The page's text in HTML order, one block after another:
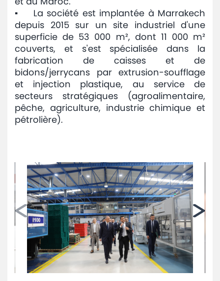
▪ La société est implantée à Marrakech
depuis 2015 sur un site industriel d'une
superficie de 53 000 m², dont 11 000 m²
couverts, et s'est spécialisée dans la
fabrication de caisses et de
bidons/jerrycans par extrusion-soufflage
et injection plastique, au service de
secteurs stratégiques (agroalimentaire,
pêche, agriculture, industrie chimique et
pétrolière).